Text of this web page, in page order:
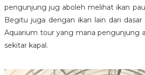
pengunjung jug aboleh melihat ikan
Begitu juga dengan ikan lain dari dasar
Aquarium tour yang mana pengunjung
sekitar kapal.